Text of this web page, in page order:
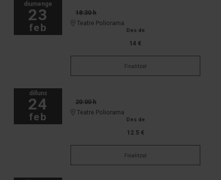
diumenge
23
feb
18:30 h
Teatre Poliorama
Des de
14 €
Finalitzat
dilluns
24
feb
20:00 h
Teatre Poliorama
Des de
12.5 €
Finalitzat